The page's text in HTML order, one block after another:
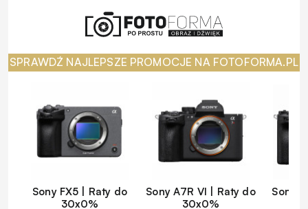
SPRAWDŹ NAJLEPSZE PROMOCJE NA FOTOFORMA.PL
Sony FX5 | Raty do
30x0%
Sony A7R VI | Raty do
30x0%
Sony